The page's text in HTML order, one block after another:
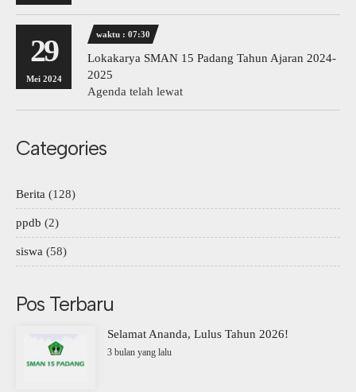
29
Mei 2024
waktu : 07:30
Lokakarya SMAN 15 Padang Tahun Ajaran 2024-
2025
Agenda telah lewat
Categories
Berita (128)
ppdb (2)
siswa (58)
Pos Terbaru
Selamat Ananda, Lulus Tahun 2026!
3 bulan yang lalu